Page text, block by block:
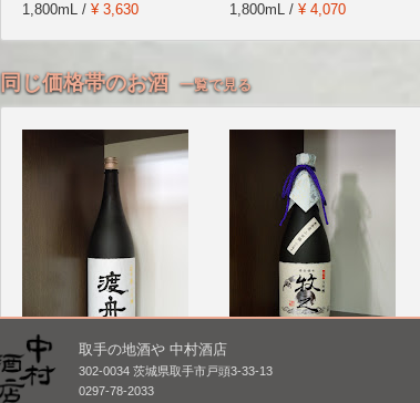
1,800mL / ¥ 3,630
1,800mL / ¥ 4,070
同じ価格帯のお酒 一覧で見る
渡舟 大吟醸
1,800mL /¥ 9,620
鶴齢 限定 大吟醸 牧之(桐
箱入り)
取手の地酒や 中村酒店
302-0034 茨城県取手市戸頭3-33-13
0297-78-2033